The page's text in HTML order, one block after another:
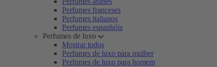
Perfumes franceses
Perfumes italianos
Perfumes espanhóis
Perfumes de luxo
Mostrar todos
Perfumes de luxo para mulher
Perfumes de luxo para homem